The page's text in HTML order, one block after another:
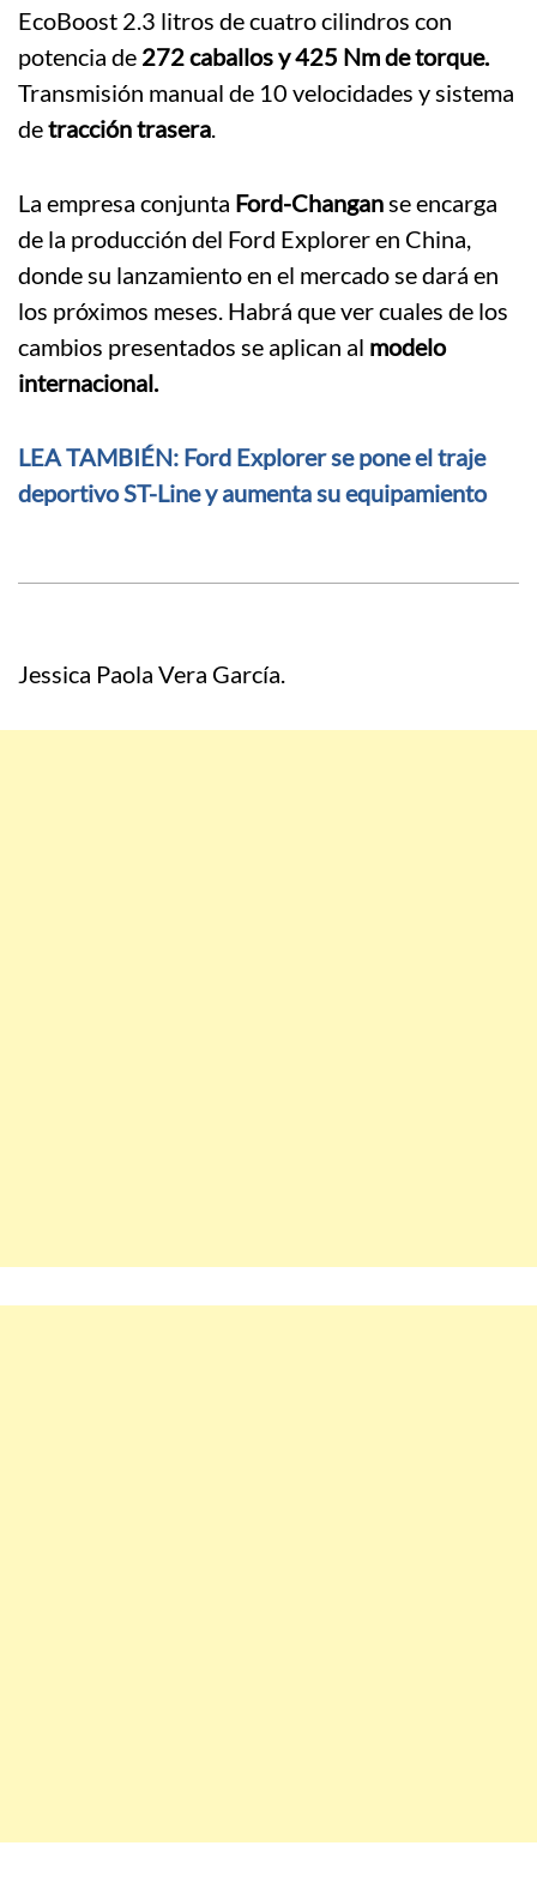
EcoBoost 2.3 litros de cuatro cilindros con
potencia de 272 caballos y 425 Nm de torque.
Transmisión manual de 10 velocidades y sistema
detracción trasera
La empresa conjunta Ford-Changan se encarga
de la producción del Ford Explorer en China,
donde su lanzamiento en el mercado se dará en
los próximos meses. Habrá que ver cuales de los
cambios presentados se aplican al modelo
internacional.
LEA TAMBIÉN: Ford Explorer se pone el traje
deportivo ST-Line y aumenta su equipamiento
Jessica Paola Vera García.